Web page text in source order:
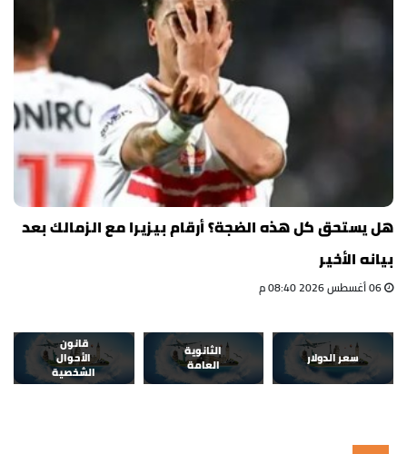
هل يستحق كل هذه الضجة؟ أرقام بيزيرا مع الزمالك بعد
بيانه الأخير
سعر الدولار
الثانوية
العامة
قانون
الأحوال
الشخصية